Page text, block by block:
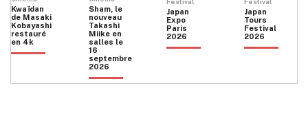
Kwaïdan
de Masaki
Kobayashi
restauré
en 4k
Sham, le
nouveau
Takashi
Miike en
salles le
16
septembre
2026
Festival
Japan
Expo
Paris
2026
Festival
Japan
Tours
Festival
2026